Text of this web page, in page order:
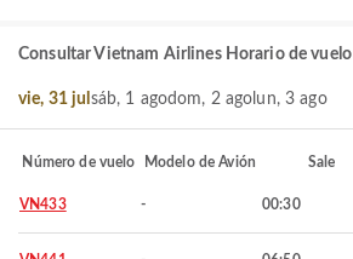
Consultar Vietnam Airlines Horario de vuelo
vie, 31 jul sáb, 1 agodom, 2 ago lun, 3 ago
Número de vuelo Modelo de Avión Sale
VN433 - 00:30